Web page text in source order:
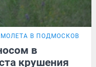
В ПОДМОСКОВЬЕ
в
крушения